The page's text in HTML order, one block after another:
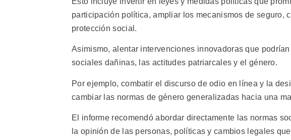
participación política, ampliar los mecanismos de seguro,
protección social.
Asimismo, alentar intervenciones innovadoras que
sociales dañinas, las actitudes patriarcales y el género.
Por ejemplo, combatir el discurso de odio en línea y la
cambiar las normas de género generalizadas hacia una
El informe recomendó abordar directamente las normas
la opinión de las personas, políticas y cambios legales